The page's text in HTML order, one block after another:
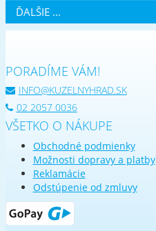
ĎALŠIE ...
PORADÍME VÁM!
INFO@KUZELNYHRAD.SK
02 2057 0036
VŠETKO O NÁKUPE
Obchodné podmienky
Možnosti dopravy a platby
Reklamácie
Odstúpenie od zmluvy